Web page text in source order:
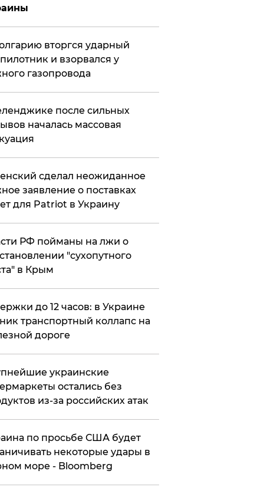
вторгся ударный
и взорвался у
газопровода
после сильных
началась массовая
сделал неожиданное
заявление о поставках
для Patriot в Украину
РФ пойманы на лжи о
"сухопутного
в Крым
до 12 часов: в Украине
транспортный коллапс на
дороге
украинские
остались без
из-за российских атак
по просьбе США будет
некоторые удары в
море - Bloomberg